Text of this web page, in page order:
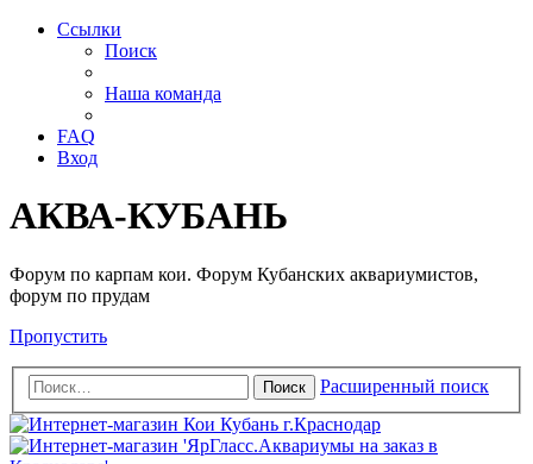
Ссылки
Поиск
Наша команда
FAQ
Вход
АКВА-КУБАНЬ
Форум по карпам кои. Форум Кубанских аквариумистов,
форум по прудам
Пропустить
Поиск Расширенный поиск